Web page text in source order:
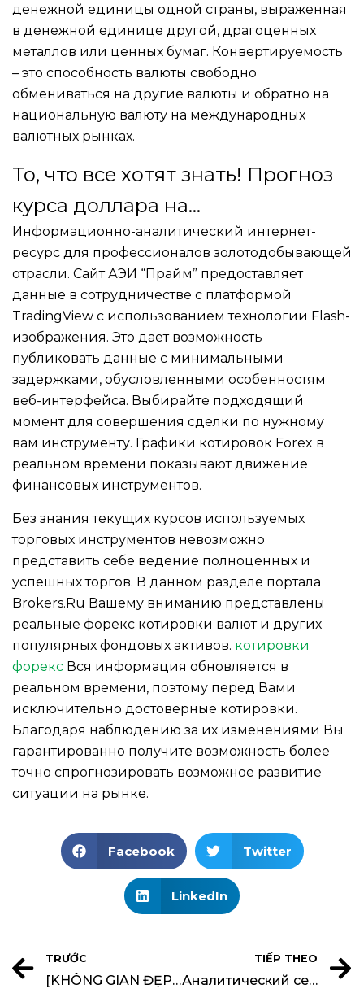
денежной единицы одной страны, выраженная
в денежной единице другой, драгоценных
металлов или ценных бумаг. Конвертируемость
– это способность валюты свободно
обмениваться на другие валюты и обратно на
национальную валюту на международных
валютных рынках.
То, что все хотят знать! Прогноз
курса доллара на…
Информационно-аналитический интернет-
ресурс для профессионалов золотодобывающей
отрасли. Сайт АЭИ “Прайм” предоставляет
данные в сотрудничестве с платформой
TradingView с использованием технологии Flash-
изображения. Это дает возможность
публиковать данные с минимальными
задержками, обусловленными особенностям
веб-интерфейса. Выбирайте подходящий
момент для совершения сделки по нужному
вам инструменту. Графики котировок Forex в
реальном времени показывают движение
финансовых инструментов.
Без знания текущих курсов используемых
торговых инструментов невозможно
представить себе ведение полноценных и
успешных торгов. В данном разделе портала
Brokers.Ru Вашему вниманию представлены
реальные форекс котировки валют и других
популярных фондовых активов. котировки
форекс Вся информация обновляется в
реальном времени, поэтому перед Вами
исключительно достоверные котировки.
Благодаря наблюдению за их изменениями Вы
гарантированно получите возможность более
точно спрогнозировать возможное развитие
ситуации на рынке.
Facebook Twitter
LinkedIn
TRƯỚC
[KHÔNG GIAN ĐẸP TUYỂN DỤNG] THIẾT KẾ NỘI THẤT
TIẾP THEO
Аналитический сервис OANDA для работы на Форекс